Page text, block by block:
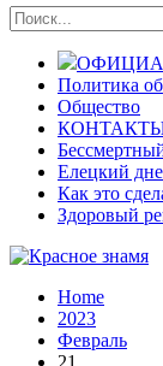
Политика
Общество
Елецкий
Как это
Здоровый
Home
2023
Февраль
21